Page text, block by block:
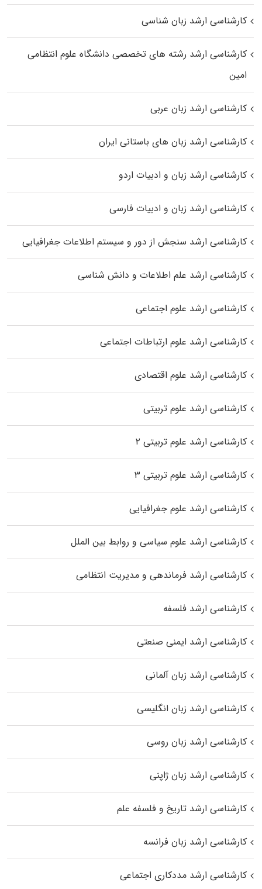
کارشناسی ارشد زبان شناسی
کارشناسی ارشد رﺷﺘﻪ ﻫﺎی تخصصی داﻧﺸﮕﺎه ﻋﻠﻮم انتظامی
اﻣﻴﻦ
کارشناسی ارشد زبان عربی
کارشناسی ارشد زبان‌ های باستانی ایران
کارشناسی ارشد زبان و ادبیات اردو
کارشناسی ارشد زبان و ادبیات فارسی
کارشناسی ارشد سنجش از دور و سیستم اطلاعات جغرافیایی
کارشناسی ارشد علم اطلاعات و دانش شناسی
کارشناسی ارشد علوم اجتماعی
کارشناسی ارشد علوم ارتباطات اجتماعی
کارشناسی ارشد علوم اقتصادی
کارشناسی ارشد علوم تربیتی
کارشناسی ارشد علوم تربیتی ۲
کارشناسی ارشد علوم تربیتی ۳
کارشناسی ارشد علوم جغرافیایی
کارشناسی ارشد علوم سیاسی و روابط بین الملل
کارشناسی ارشد فرماندهی و مدیریت انتظامی
کارشناسی ارشد فلسفه
کارشناسی ارشد ایمنی صنعتی
کارشناسی ارشد زبان آلمانی
کارشناسی ارشد زبان انگلیسی
کارشناسی ارشد زبان روسی
کارشناسی ارشد زبان ژاپنی
کارشناسی ارشد تاریخ و فلسفه علم
کارشناسی ارشد زبان فرانسه
کارشناسی ارشد مددکاری اجتماعی